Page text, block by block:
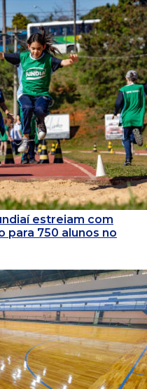
estreiam com
para 750 alunos no